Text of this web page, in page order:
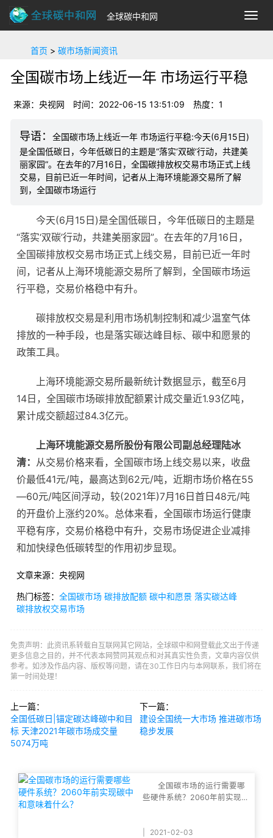
切
换
全球碳中和网
首页 > 碳市场新闻资讯
全国碳市场上线近一年 市场运行平稳
来源：央视网 时间：2022-06-15 13:51:09 热度：1
全国碳市场上线近一年 市场运行平稳:今天(6月15日)
是全国低碳日，今年低碳日的主题是“落实‘双碳’行动，共建美
丽家园”。在去年的7月16日，全国碳排放权交易市场正式上线
交易，目前已近一年时间，记者从上海环境能源交易所了解
到，全国碳市场运行
今天(6月15日)是全国低碳日，今年低碳日的主题是
“落实‘双碳’行动，共建美丽家园”。在去年的7月16日，
全国碳排放权交易市场正式上线交易，目前已近一年时
间，记者从上海环境能源交易所了解到，全国碳市场运
行平稳，交易价格稳中有升。
碳排放权交易是利用市场机制控制和减少温室气体
排放的一种手段，也是落实碳达峰目标、碳中和愿景的
政策工具。
上海环境能源交易所最新统计数据显示，截至6月
14日，全国碳市场碳排放配额累计成交量近1.93亿吨，
累计成交额超过84.3亿元。
上海环境能源交易所股份有限公司副总经理陆冰
清： 从交易价格来看，全国碳市场上线交易以来，收盘
价最低41元/吨，最高达到62元/吨，近期市场价格在55
—60元/吨区间浮动，较(2021年)7月16日首日48元/吨
的开盘价上涨约20%。总体来看，全国碳市场运行健康
平稳有序，交易价格稳中有升，交易市场促进企业减排
和加快绿色低碳转型的作用初步显现。
文章来源：央视网
热门标签： 全国碳市场 碳排放配额 碳中和愿景 落实碳达峰
碳排放权交易市场
免责声明：此资讯系转载自互联网其它网站，全球碳中和网登载此文出于传递
更多信息之目的，并不代表本网赞同其观点和对其真实性负责，文章内容仅供
参考。如涉及作品内容、版权等问题，请在30工作日内与本网联系，我们将在
第一时间处理！
上一篇：
全国低碳日|锚定碳达峰碳中和目
标 天津2021年碳市场成交量
5074万吨
下一篇：
建设全国统一大市场 推进碳市场
稳步发展
全国碳市场的运行需要哪
些硬件系统？2060年前实现碳
2021-02-03